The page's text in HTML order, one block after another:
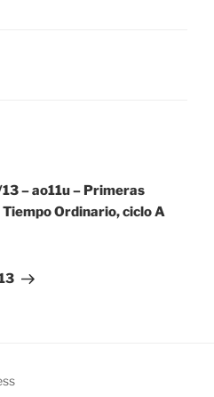
– ao11u – Primeras
Ordinario, ciclo A